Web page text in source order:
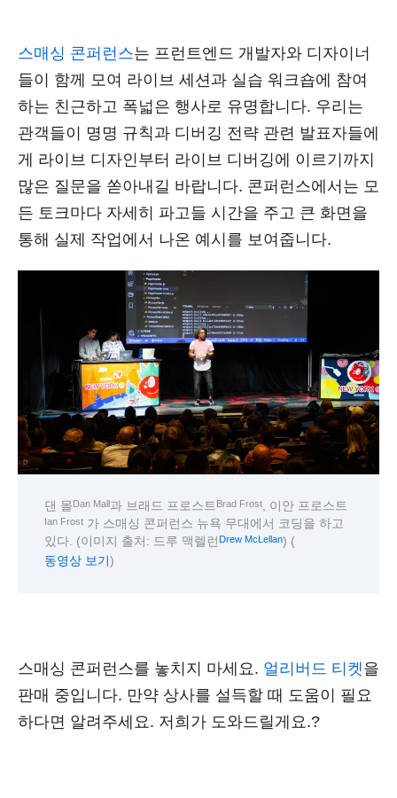
스매싱 콘퍼런스는 프런트엔드 개발자와 디자이너
들이 함께 모여 라이브 세션과 실습 워크숍에 참여
하는 친근하고 폭넓은 행사로 유명합니다. 우리는
관객들이 명명 규칙과 디버깅 전략 관련 발표자들에
게 라이브 디자인부터 라이브 디버깅에 이르기까지
많은 질문을 쏟아내길 바랍니다. 콘퍼런스에서는 모
든 토크마다 자세히 파고들 시간을 주고 큰 화면을
통해 실제 작업에서 나온 예시를 보여줍니다.
댄 몰Dan Mall과 브래드 프로스트 Brad Frost , 이안 프로스트
Ian Frost 가 스매싱 콘퍼런스 뉴욕 무대에서 코딩을 하고
있다. (이미지 출처: 드루 맥렐런 Drew McLellan) (
동영상 보기)
스매싱 콘퍼런스를 놓치지 마세요. 얼리버드 티켓을
판매 중입니다. 만약 상사를 설득할 때 도움이 필요
하다면 알려주세요. 저희가 도와드릴게요.?